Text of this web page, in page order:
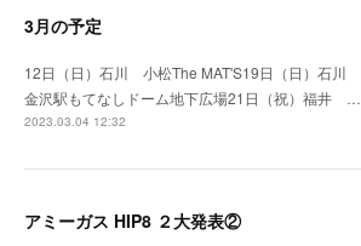
3月の予定
12日（日）石川 小松The MAT'S19日（日）石川
金沢駅もてなしドーム地下広場21日（祝）福井 …
2023.03.04 12:32
アミーガス HIP8 ２大発表②